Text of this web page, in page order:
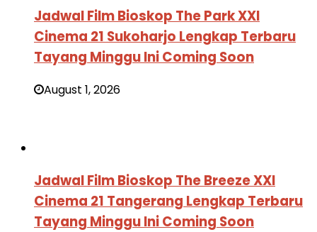
Jadwal Film Bioskop The Park XXI
Cinema 21 Sukoharjo Lengkap Terbaru
Tayang Minggu Ini Coming Soon
August 1, 2026
Jadwal Film Bioskop The Breeze XXI
Cinema 21 Tangerang Lengkap Terbaru
Tayang Minggu Ini Coming Soon